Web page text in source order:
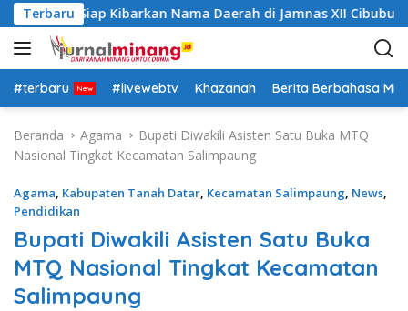
a
g
u
Terbaru
Datar Siap Kibarkan Nama Daerah di Jamnas XII Cibubur
#terbaru #livewebtv Khazanah Berita Berbahasa
Beranda Agama
Bupati Diwakili Asisten Satu Buka MTQ
Nasional Tingkat Kecamatan Salimpaung
Agama, Kabupaten Tanah Datar, Kecamatan Salimpaung, News,
Pendidikan
Bupati Diwakili Asisten Satu Buka
MTQ Nasional Tingkat Kecamatan
Salimpaung